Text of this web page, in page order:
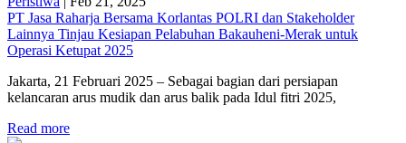
PT Jasa Raharja Bersama Korlantas POLRI dan Stakeholder
Lainnya Tinjau Kesiapan Pelabuhan Bakauheni-Merak untuk
Operasi Ketupat 2025
Jakarta, 21 Februari 2025 – Sebagai bagian dari persiapan
kelancaran arus mudik dan arus balik pada Idul fitri 2025,
Read more